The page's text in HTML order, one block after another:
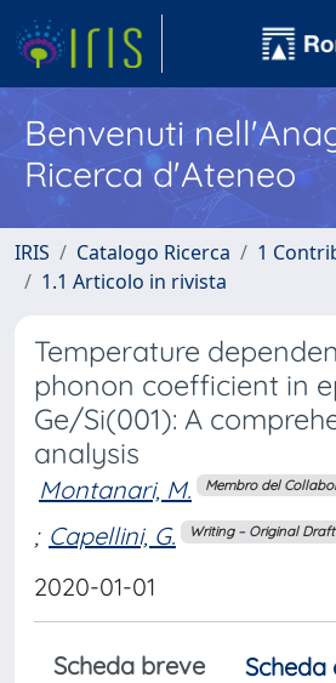
Benvenuti
Ricerca d'Ateneo
IRIS Catalogo Ricerca
1
1.1 Articolo in rivista
Temperature
phonon coefficient in
Ge/Si(001): A
analysis
Montanari, M. Membro del
; Capellini, G. Writing – Original
2020-01-01
Scheda breve